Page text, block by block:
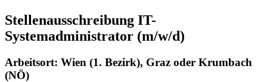
Stellenausschreibung IT-
Systemadministrator (m/w/d)
Arbeitsort: Wien (1. Bezirk), Graz oder Krumbach
(NÖ)